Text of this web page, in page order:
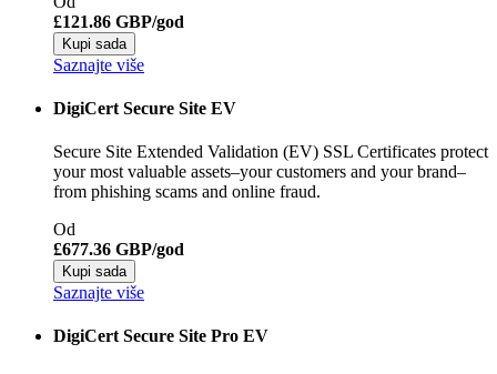
£121.86 GBP/god
Kupi sada
Saznajte više
DigiCert Secure Site EV
Secure Site Extended Validation (EV) SSL Certificates protect
your most valuable assets–your customers and your brand–
from phishing scams and online fraud.
Od
£677.36 GBP/god
Kupi sada
Saznajte više
DigiCert Secure Site Pro EV